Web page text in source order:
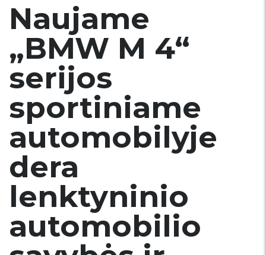
Naujame
„BMW M 4“
serijos
sportiniame
automobilyje
dera
lenktyninio
automobilio